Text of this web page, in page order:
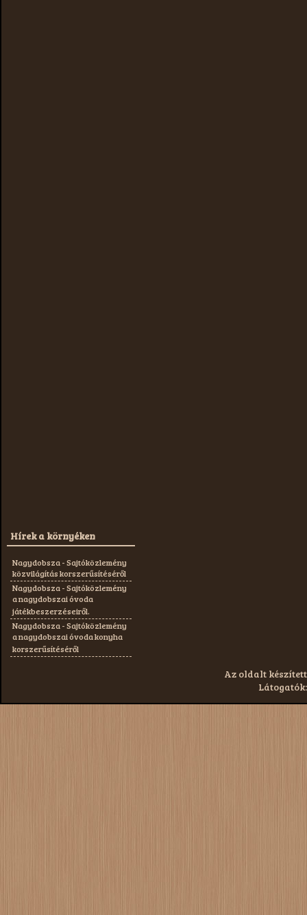
Hírek a környéken
Nagydobsza - Sajtóközlemény
közvilágítás korszerűsítéséről
Nagydobsza - Sajtóközlemény
a nagydobszai óvoda
játékbeszerzéseiről.
Nagydobsza - Sajtóközlemény
a nagydobszai óvoda konyha
korszerűsítéséről
Az oldalt